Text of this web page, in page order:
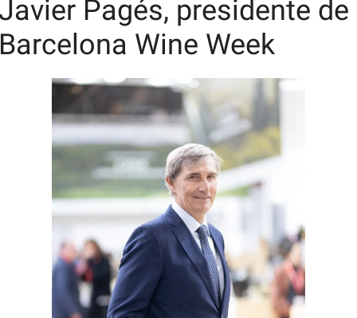
Pagés, presidente de
Wine Week